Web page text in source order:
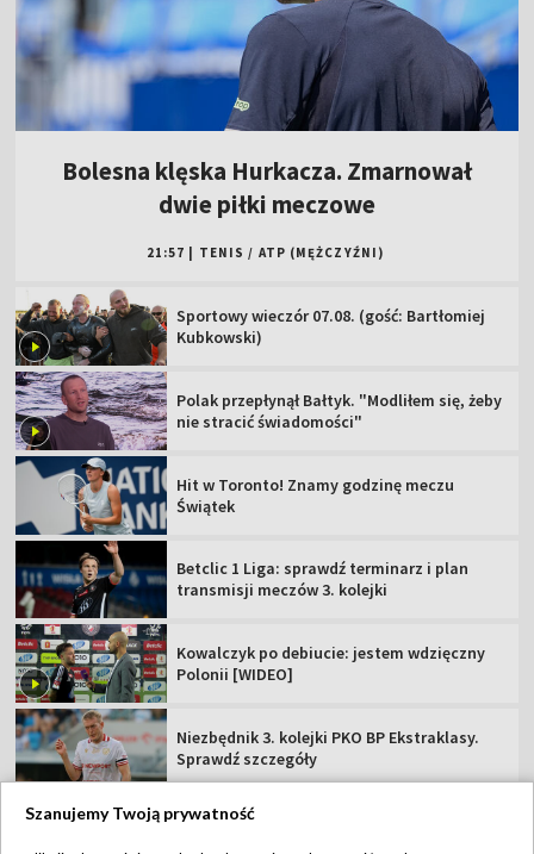
Bolesna klęska Hurkacza. Zmarnował
dwie piłki meczowe
21:57 TENIS / ATP (MĘŻCZYŹNI)
Sportowy wieczór 07.08. (gość: Bartłomiej
Kubkowski)
Polak przepłynął Bałtyk. "Modliłem się, żeby
nie stracić świadomości"
Hit w Toronto! Znamy godzinę meczu
Świątek
Betclic 1 Liga: sprawdź terminarz i plan
transmisji meczów 3. kolejki
Kowalczyk po debiucie: jestem wdzięczny
Polonii [WIDEO]
Niezbędnik 3. kolejki PKO BP Ekstraklasy.
Sprawdź szczegóły
Szanujemy Twoją prywatność